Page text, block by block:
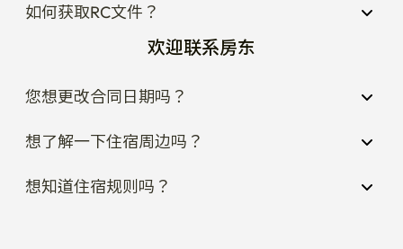
如何获取RC文件？
欢迎联系房东
您想更改合同日期吗？
想了解一下住宿周边吗？
想知道住宿规则吗？